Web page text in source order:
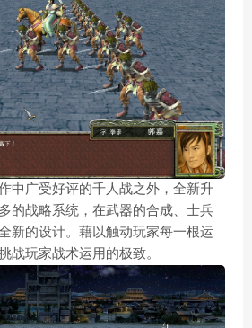
中广受好评的千人战之外，全新升
的战略系统，在武器的合成、士兵
新的设计。藉以触动玩家每一根运
战玩家战术运用的极致。